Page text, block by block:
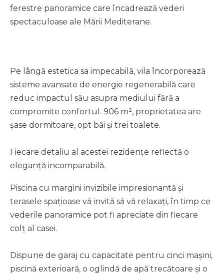
ferestre panoramice care încadrează vederi
spectaculoase ale Mării Mediterane.
Pe lângă estetica sa impecabilă, vila încorporează
sisteme avansate de energie regenerabilă care
reduc impactul său asupra mediului fără a
compromite confortul. 906 m², proprietatea are
șase dormitoare, opt băi și trei toalete.
Fiecare detaliu al acestei rezidențe reflectă o
eleganță incomparabilă.
Piscina cu margini invizibile impresionantă și
terasele spațioase vă invită să vă relaxați, în timp ce
vederile panoramice pot fi apreciate din fiecare
colț al casei.
Dispune de garaj cu capacitate pentru cinci mașini,
piscină exterioară, o oglindă de apă trecătoare și o